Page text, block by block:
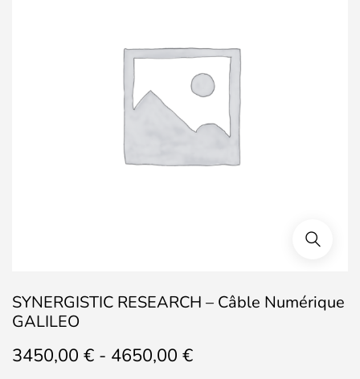
SYNERGISTIC RESEARCH – Câble Numérique
GALILEO
3450,00 € - 4650,00 €Fascia